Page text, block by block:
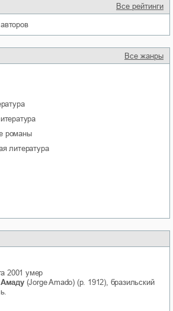
Все рейтинги
авторов
Все жанры
романы
литература
2001 умер
(Jorge Amado) (р. 1912), бразильский